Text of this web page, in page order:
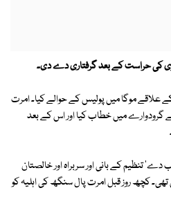
کی حراست کے بعد گرفتاری دے دی۔
علاقے موگا میں پولیس کے حوالے کیا۔ امرت
گرودوارے میں خطاب کیا اور اس کے بعد
پنجاب دے' تنظیم کے بانی اور سربراہ اور خالصتان
کچھ روز قبل امرت پال سنگھ کی اہلیہ کو